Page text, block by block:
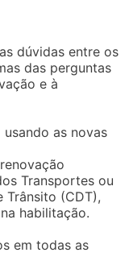
dúvidas entre os
das perguntas
e à
as novas
Transportes ou
(CDT),
habilitação.
em todas as